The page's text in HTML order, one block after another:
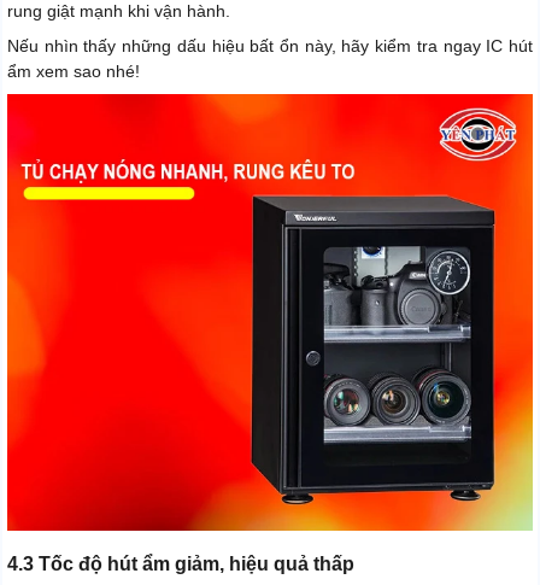
rung giật mạnh khi vận hành.
Nếu nhìn thấy những dấu hiệu bất ổn này, hãy kiểm tra ngay IC hút
ẩm xem sao nhé!
4.3 Tốc độ hút ẩm giảm, hiệu quả thấp